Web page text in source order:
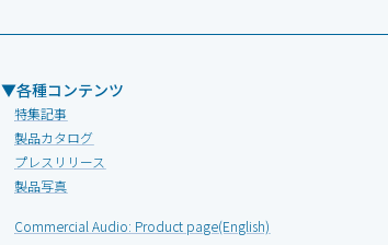
▼各種コンテンツ
特集記事
製品カタログ
プレスリリース
製品写真
Commercial Audio: Product page(English)